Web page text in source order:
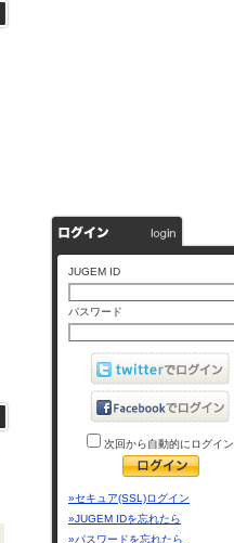
JUGEM ID
パスワード
次回から自動的にログイン
»セキュア(SSL)ログイン
»JUGEM IDを忘れたら
»パスワードを忘れたら